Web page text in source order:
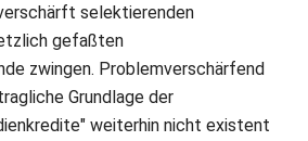
selektierenden
gefaßten
zwingen. Problemverschärfend
Grundlage der
weiterhin nicht existent